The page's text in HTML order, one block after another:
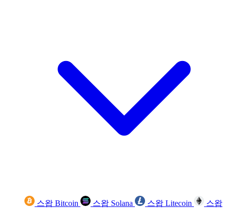
스왑 Bitcoin 스왑 Solana 스왑 Litecoin
스왑